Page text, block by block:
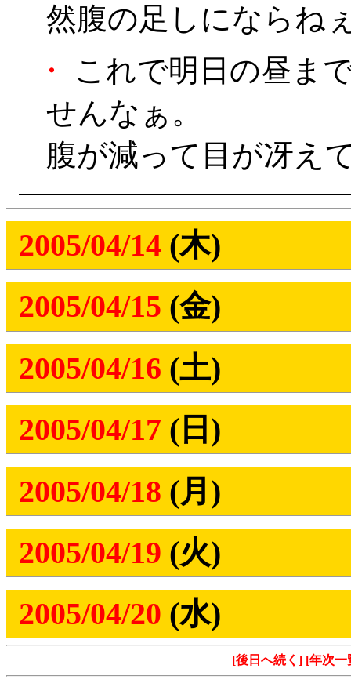
然腹の足しにならね
・
これで明日の昼ま
せんなぁ。
腹が減って目が冴え
2005/04/14 (木)
2005/04/15 (金)
2005/04/16 (土)
2005/04/17 (日)
2005/04/18 (月)
2005/04/19 (火)
2005/04/20 (水)
[後日へ続く] [年次一